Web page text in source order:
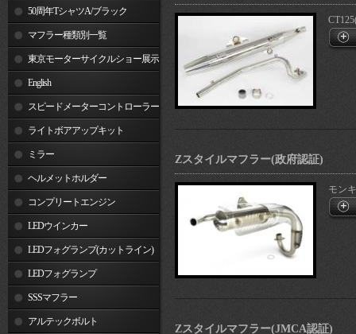
50周年TシャツA/ブラック
マフラー種類別一覧
東京モーターサイクルショー展示
車両 English
スピードメーターコントローラー
ライトボアアップキット
ミラー
ヘルメットホルダー
コンプリートエンジン
LEDウインカー
LEDフォグランプ(カットライン)
LEDフォグランプ
SSSマフラー
アルテックボルト
Zスタイルマフラー(政府認証)
モン
Zスタイルマフラー(JMCA認証)